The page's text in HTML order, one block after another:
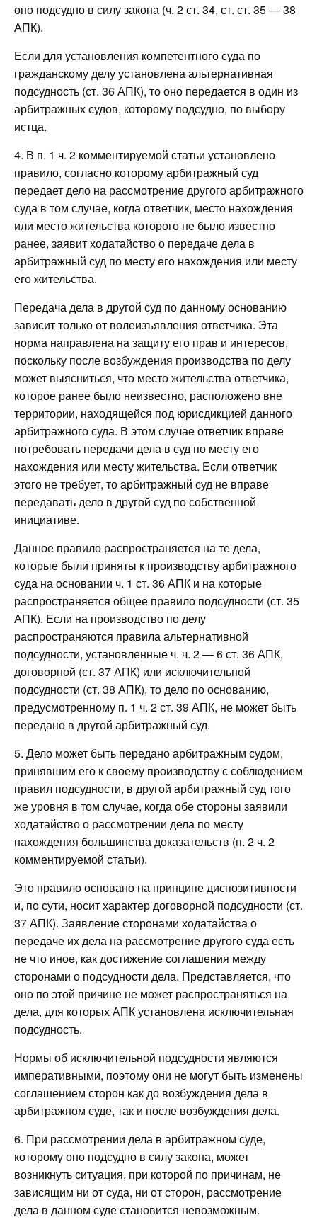
оно подсудно в силу закона (ч. 2 ст. 34, ст. ст. 35 — 38
АПК).
Если для установления компетентного суда по
гражданскому делу установлена альтернативная
подсудность (ст. 36 АПК), то оно передается в один из
арбитражных судов, которому подсудно, по выбору
истца.
4. В п. 1 ч. 2 комментируемой статьи установлено
правило, согласно которому арбитражный суд
передает дело на рассмотрение другого арбитражного
суда в том случае, когда ответчик, место нахождения
или место жительства которого не было известно
ранее, заявит ходатайство о передаче дела в
арбитражный суд по месту его нахождения или месту
его жительства.
Передача дела в другой суд по данному основанию
зависит только от волеизъявления ответчика. Эта
норма направлена на защиту его прав и интересов,
поскольку после возбуждения производства по делу
может выясниться, что место жительства ответчика,
которое ранее было неизвестно, расположено вне
территории, находящейся под юрисдикцией данного
арбитражного суда. В этом случае ответчик вправе
потребовать передачи дела в суд по месту его
нахождения или месту жительства. Если ответчик
этого не требует, то арбитражный суд не вправе
передавать дело в другой суд по собственной
инициативе.
Данное правило распространяется на те дела,
которые были приняты к производству арбитражного
суда на основании ч. 1 ст. 36 АПК и на которые
распространяется общее правило подсудности (ст. 35
АПК). Если на производство по делу
распространяются правила альтернативной
подсудности, установленные ч. ч. 2 — 6 ст. 36 АПК,
договорной (ст. 37 АПК) или исключительной
подсудности (ст. 38 АПК), то дело по основанию,
предусмотренному п. 1 ч. 2 ст. 39 АПК, не может быть
передано в другой арбитражный суд.
5. Дело может быть передано арбитражным судом,
принявшим его к своему производству с соблюдением
правил подсудности, в другой арбитражный суд того
же уровня в том случае, когда обе стороны заявили
ходатайство о рассмотрении дела по месту
нахождения большинства доказательств (п. 2 ч. 2
комментируемой статьи).
Это правило основано на принципе диспозитивности
и, по сути, носит характер договорной подсудности (ст.
37 АПК). Заявление сторонами ходатайства о
передаче их дела на рассмотрение другого суда есть
не что иное, как достижение соглашения между
сторонами о подсудности дела. Представляется, что
оно по этой причине не может распространяться на
дела, для которых АПК установлена исключительная
подсудность.
Нормы об исключительной подсудности являются
императивными, поэтому они не могут быть изменены
соглашением сторон как до возбуждения дела в
арбитражном суде, так и после возбуждения дела.
6. При рассмотрении дела в арбитражном суде,
которому оно подсудно в силу закона, может
возникнуть ситуация, при которой по причинам, не
зависящим ни от суда, ни от сторон, рассмотрение
дела в данном суде становится невозможным.